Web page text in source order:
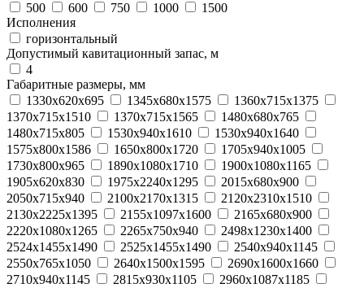
500
600 750 1000
1500
Исполнения
горизонтальный
Допустимый кавитационный запас, м
4
Габаритные размеры, мм
1330x620x695
1345x680x1575
1360x715x1375
1370x715x1510
1370х715х1565
1480x680x765
1480x715x805
1530х940х1610
1530х940х1640
1575x800x1586
1650x800x1720
1705x940x1005
1730x800x965
1890х1080х1710
1900х1080х1165
1905x620x830
1975х2240х1295
2015x680x900
2050x715x940
2100х2170х1315
2120х2310х1510
2130х2225х1395
2155x1097x1600
2165x680x900
2220x1080x1265
2265x750x940
2498x1230x1400
2524x1455x1490
2525х1455х1490
2540x940x1145
2550x765x1050
2640x1500x1595
2690x1600x1660
2710х940х1145
2815x930x1105
2960х1087х1185